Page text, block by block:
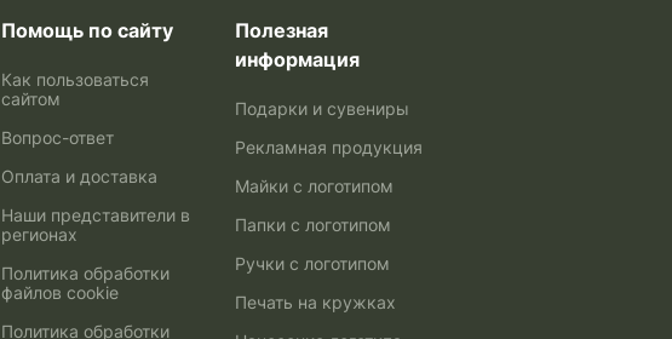
Помощь по сайту
Как пользоваться
сайтом
Вопрос-ответ
Оплата и доставка
Наши представители в
регионах
Политика обработки
файлов cookie
Политика обработки
Полезная
информация
Подарки и сувениры
Рекламная продукция
Майки с логотипом
Папки с логотипом
Ручки с логотипом
Печать на кружках